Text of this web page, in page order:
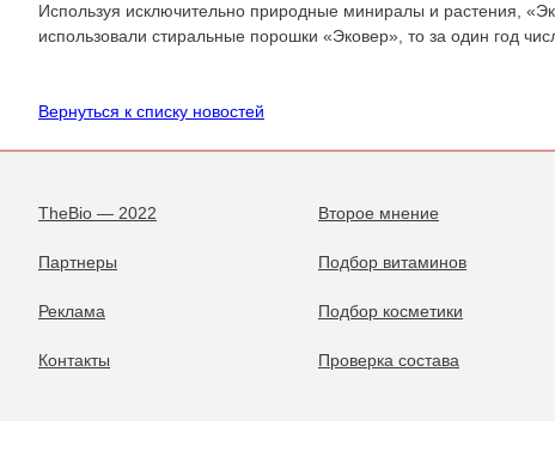
Используя исключительно природные миниралы и растения,
использовали стиральные порошки «Эковер», то за один год
Вернуться к списку новостей
TheBio — 2022
Партнеры
Реклама
Контакты
Второе мнение
Подбор витаминов
Подбор косметики
Проверка состава